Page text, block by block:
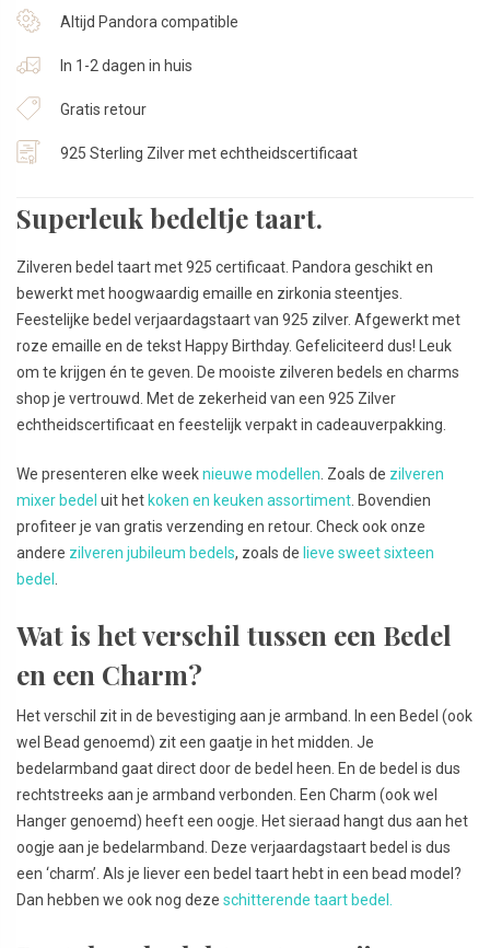
Sterling
aantal
Altijd Pandora compatible
In 1-2 dagen in huis
Gratis retour
925 Sterling Zilver met echtheidscertificaat
Superleuk bedeltje taart.
Zilveren bedel taart met 925 certificaat. Pandora geschikt en
bewerkt met hoogwaardig emaille en zirkonia steentjes.
Feestelijke bedel verjaardagstaart van 925 zilver. Afgewerkt met
roze emaille en de tekst Happy Birthday. Gefeliciteerd dus! Leuk
om te krijgen én te geven. De mooiste zilveren bedels en charms
shop je vertrouwd. Met de zekerheid van een 925 Zilver
echtheidscertificaat en feestelijk verpakt in cadeauverpakking.
We presenteren elke weeknieuwe modellen . Zoals de zilveren
mixer bedel uit het koken en keuken assortiment . Bovendien
profiteer je van gratis verzending en retour. Check ook onze
andere zilveren jubileum bedels, zoals de lieve sweet sixteen
bedel
Wat is het verschil tussen een Bedel
en een Charm?
Het verschil zit in de bevestiging aan je armband. In een Bedel (ook
wel Bead genoemd) zit een gaatje in het midden. Je
bedelarmband gaat direct door de bedel heen. En de bedel is dus
rechtstreeks aan je armband verbonden. Een Charm (ook wel
Hanger genoemd) heeft een oogje. Het sieraad hangt dus aan het
oogje aan je bedelarmband. Deze verjaardagstaart bedel is dus
een ‘charm’. Als je liever een bedel taart hebt in een bead model?
Dan hebben we ook nog deze schitterende taart bedel.